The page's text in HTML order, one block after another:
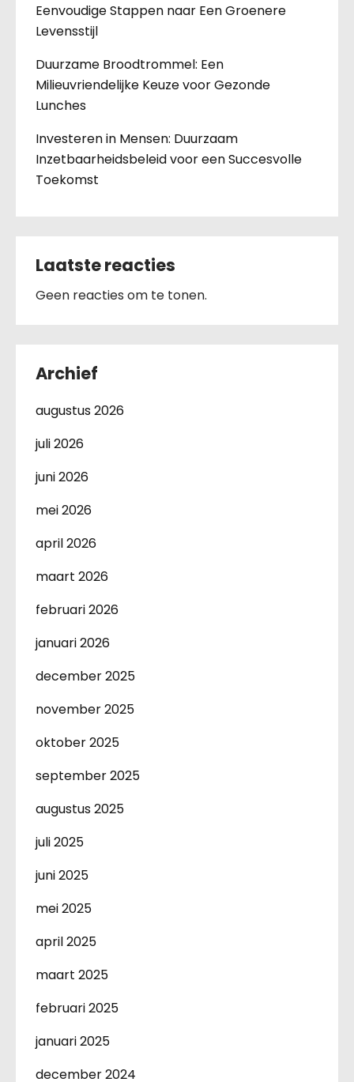
Eenvoudige Stappen naar Een Groenere
Levensstijl
Duurzame Broodtrommel: Een
Milieuvriendelijke Keuze voor Gezonde
Lunches
Investeren in Mensen: Duurzaam
Inzetbaarheidsbeleid voor een Succesvolle
Toekomst
Laatste reacties
Geen reacties om te tonen.
Archief
augustus 2026
juli 2026
juni 2026
mei 2026
april 2026
maart 2026
februari 2026
januari 2026
december 2025
november 2025
oktober 2025
september 2025
augustus 2025
juli 2025
juni 2025
mei 2025
april 2025
maart 2025
februari 2025
januari 2025
december 2024